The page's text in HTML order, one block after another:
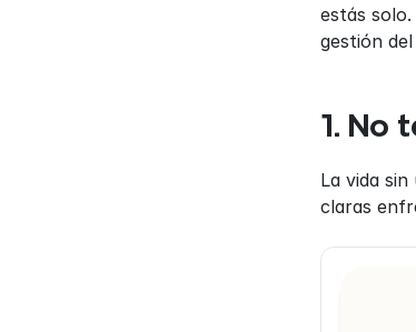
estás
gestión
1. No
La vida
claras